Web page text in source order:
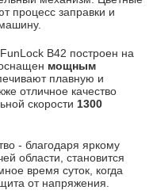
процесс заправки и
B42 построен на
мощным
плавную и
отличное качество
скорости 1300
- благодаря яркому
области, становится
время суток, когда
от напряжения.